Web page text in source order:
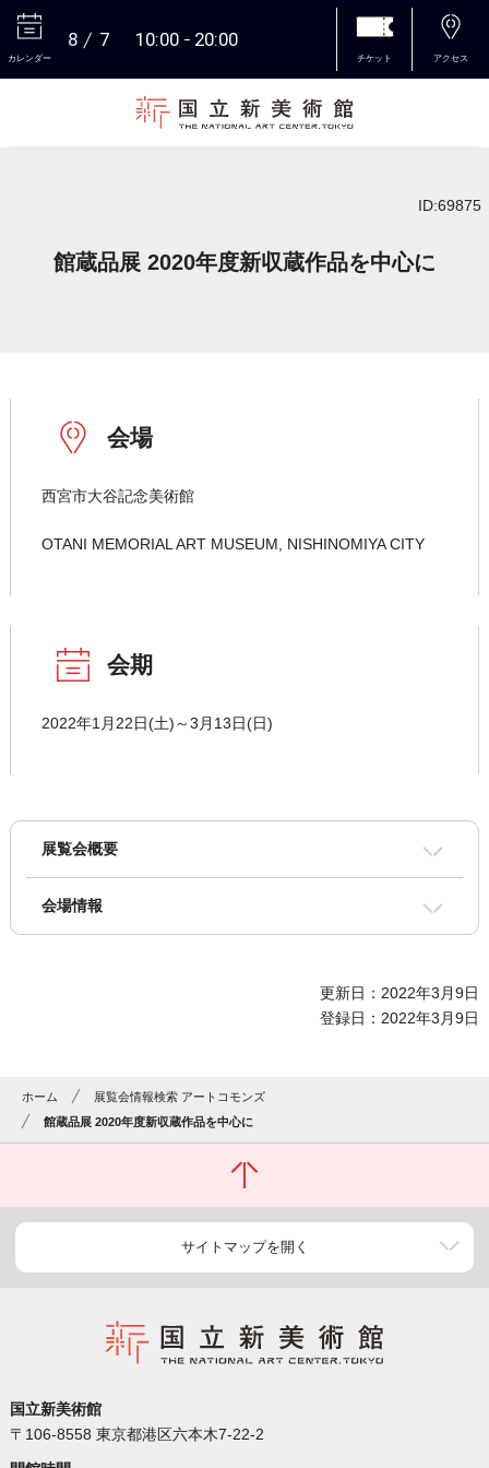
カレンダー
8 7 10:00 20:00
チケット アクセス
ID:69875
館蔵品展 2020年度新収蔵作品を中心に
会場
西宮市大谷記念美術館
OTANI MEMORIAL ART MUSEUM, NISHINOMIYA CITY
会期
2022年1月22日(土)～3月13日(日)
展覧会概要
会場情報
更新日：2022年3月9日
登録日：2022年3月9日
ホーム
展覧会情報検索 アートコモンズ
館蔵品展 2020年度新収蔵作品を中心に
サイトマップを開く
国立新美術館
〒106-8558 東京都港区六本木7-22-2